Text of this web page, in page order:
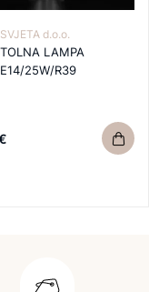
d.o.o.
LAMPA
25W/R39